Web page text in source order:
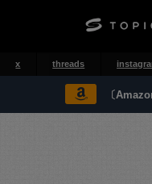
x threads
〔